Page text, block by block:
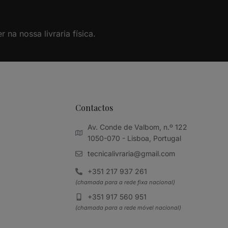
na nossa livraria física.
Contactos
Av. Conde de Valbom, n.º 122
1050-070 - Lisboa, Portugal
tecnicalivraria@gmail.com
+351 217 937 261
(chamada para a rede fixa nacional)
+351 917 560 951
(chamada para a rede móvel nacional)